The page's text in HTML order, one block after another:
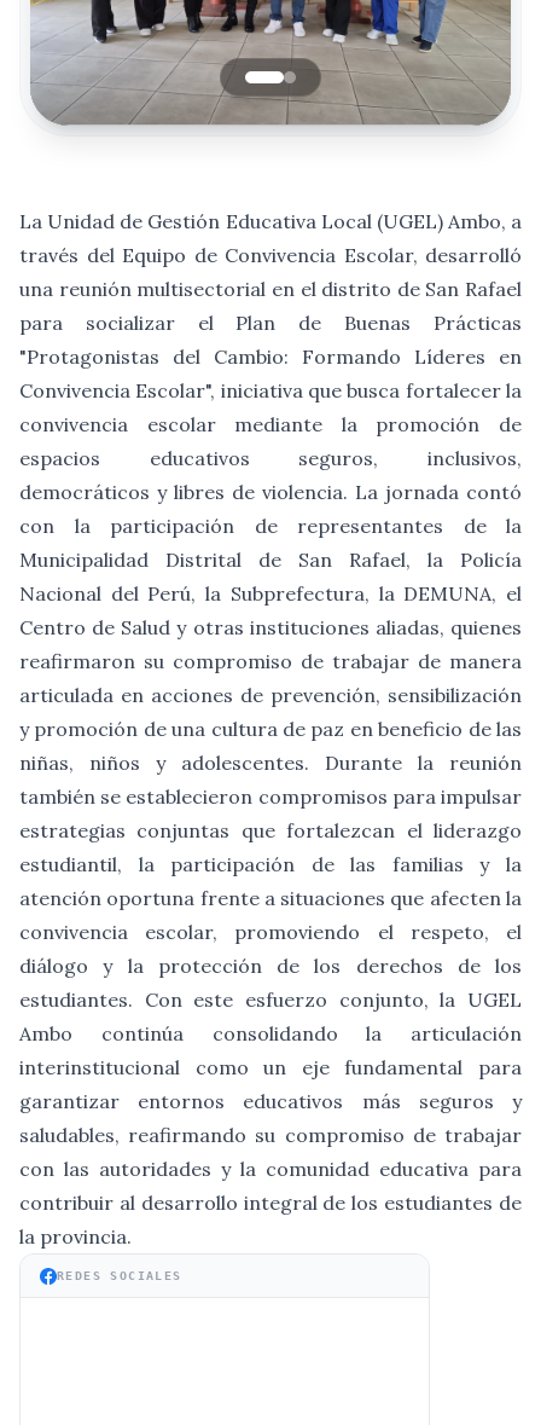
La Unidad de Gestión Educativa Local (UGEL) Ambo, a
través del Equipo de Convivencia Escolar, desarrolló
una reunión multisectorial en el distrito de San Rafael
para socializar el Plan de Buenas Prácticas
"Protagonistas del Cambio: Formando Líderes en
Convivencia Escolar", iniciativa que busca fortalecer la
convivencia escolar mediante la promoción de
espacios educativos seguros, inclusivos,
democráticos y libres de violencia. La jornada contó
con la participación de representantes de la
Municipalidad Distrital de San Rafael, la Policía
Nacional del Perú, la Subprefectura, la DEMUNA, el
Centro de Salud y otras instituciones aliadas, quienes
reafirmaron su compromiso de trabajar de manera
articulada en acciones de prevención, sensibilización
y promoción de una cultura de paz en beneficio de las
niñas, niños y adolescentes. Durante la reunión
también se establecieron compromisos para impulsar
estrategias conjuntas que fortalezcan el liderazgo
estudiantil, la participación de las familias y la
atención oportuna frente a situaciones que afecten la
convivencia escolar, promoviendo el respeto, el
diálogo y la protección de los derechos de los
estudiantes. Con este esfuerzo conjunto, la UGEL
Ambo continúa consolidando la articulación
interinstitucional como un eje fundamental para
garantizar entornos educativos más seguros y
saludables, reafirmando su compromiso de trabajar
con las autoridades y la comunidad educativa para
contribuir al desarrollo integral de los estudiantes de
la provincia.
REDES SOCIALES